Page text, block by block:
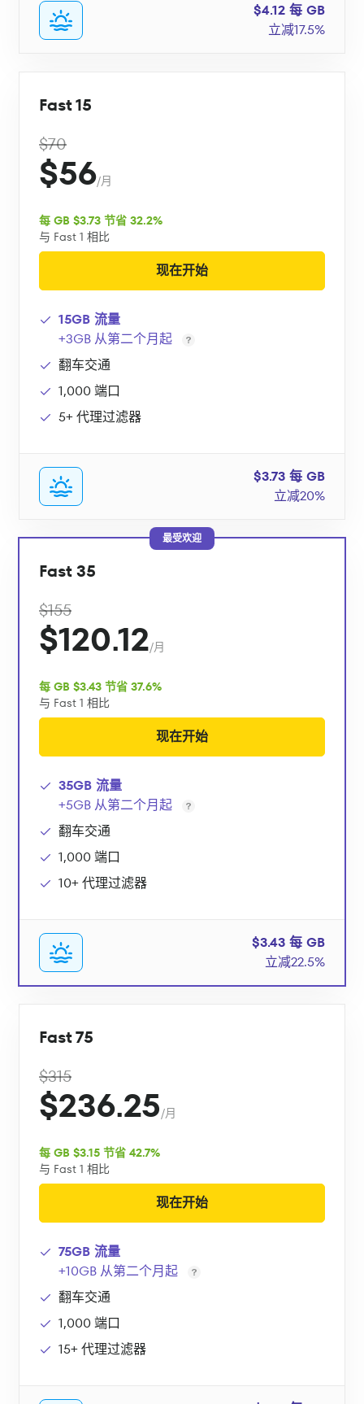
$4.12 每 GB
立减17.5%
Fast 15
$70
$56/月
每 GB $3.73 节省 32.2%
与 Fast 1 相比
现在开始
15GB 流量
+3GB 从第二个月起
翻车交通
1,000 端口
5+ 代理过滤器
$3.73 每 GB
立减20%
最受欢迎
Fast 35
$155
$120.12/月
每 GB $3.43 节省 37.6%
与 Fast 1 相比
现在开始
35GB 流量
+5GB 从第二个月起
翻车交通
1,000 端口
10+ 代理过滤器
$3.43 每 GB
立减22.5%
Fast 75
$315
$236.25/月
每 GB $3.15 节省 42.7%
与 Fast 1 相比
现在开始
75GB 流量
+10GB 从第二个月起
翻车交通
1,000 端口
15+ 代理过滤器